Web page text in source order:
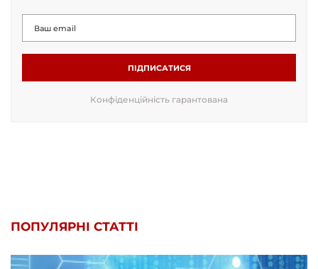
ПІДПИСАТИСЯ
Конфіденційність гарантована
ПОПУЛЯРНІ СТАТТІ